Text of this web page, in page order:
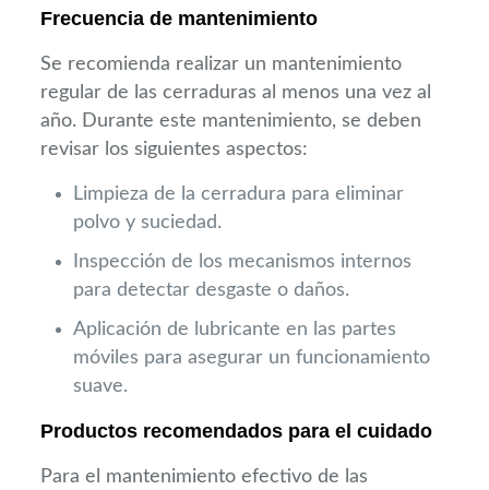
Frecuencia de mantenimiento
Se recomienda realizar un mantenimiento
regular de las cerraduras al menos una vez al
año. Durante este mantenimiento, se deben
revisar los siguientes aspectos:
Limpieza de la cerradura para eliminar
polvo y suciedad.
Inspección de los mecanismos internos
para detectar desgaste o daños.
Aplicación de lubricante en las partes
móviles para asegurar un funcionamiento
suave.
Productos recomendados para el cuidado
Para el mantenimiento efectivo de las